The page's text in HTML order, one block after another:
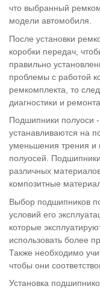
что выбранный
модели автомобиля.
После установки
коробки передач,
правильно
проблемы с работой
ремкомплекта, то
диагностики и ремонта.
Подшипники полуоси
устанавливаются на
уменьшения трения и
полуосей.
различных
композитные
Выбор подшипников
условий его
которые
использовать более
Также необходимо
чтобы они
Установка